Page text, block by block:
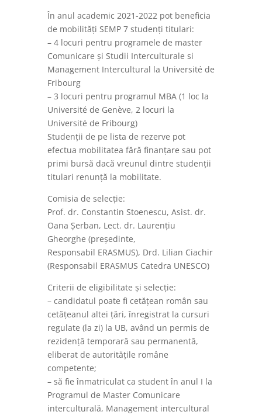
În anul academic 2021-2022 pot beneficia
de mobilități SEMP 7 studenți titulari:
– 4 locuri pentru programele de master
Comunicare și Studii Interculturale si
Management Intercultural la Université de
Fribourg
– 3 locuri pentru programul MBA (1 loc la
Université de Genève, 2 locuri la
Université de Fribourg)
Studenții de pe lista de rezerve pot
efectua mobilitatea fără finanțare sau pot
primi bursă dacă vreunul dintre studenții
titulari renunță la mobilitate.
Comisia de selecție:
Prof. dr. Constantin Stoenescu, Asist. dr.
Oana Șerban, Lect. dr. Laurențiu
Gheorghe (președinte,
Responsabil ERASMUS), Drd. Lilian Ciachir
(Responsabil ERASMUS Catedra UNESCO)
Criterii de eligibilitate și selecție:
– candidatul poate fi cetățean român sau
cetățeanul altei țări, înregistrat la cursuri
regulate (la zi) la UB, având un permis de
rezidență temporară sau permanentă,
eliberat de autoritățile române
competente;
– să fie înmatriculat ca student în anul I la
Programul de Master Comunicare
interculturală, Management intercultural